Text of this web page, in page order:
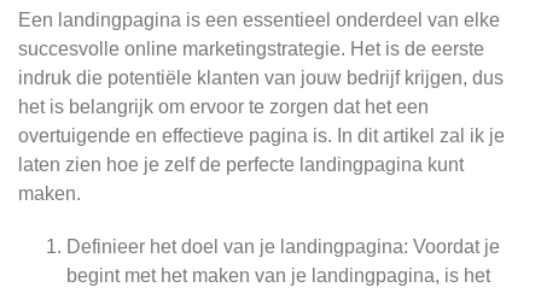
Een landingpagina is een essentieel onderdeel van elke
succesvolle online marketingstrategie. Het is de eerste
indruk die potentiële klanten van jouw bedrijf krijgen, dus
het is belangrijk om ervoor te zorgen dat het een
overtuigende en effectieve pagina is. In dit artikel zal ik je
laten zien hoe je zelf de perfecte landingpagina kunt
maken.
Definieer het doel van je landingpagina: Voordat je
begint met het maken van je landingpagina, is het